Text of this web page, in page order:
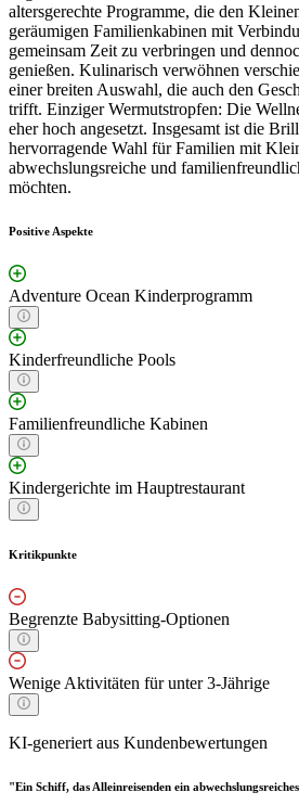
altersgerechte Programme, die den
geräumigen Familienkabinen mit
gemeinsam Zeit zu verbringen und
genießen. Kulinarisch verwöhnen
einer breiten Auswahl, die auch den
trifft. Einziger Wermutstropfen: Die
eher hoch angesetzt. Insgesamt ist die
hervorragende Wahl für Familien mit
abwechslungsreiche und
möchten.
Positive Aspekte
Adventure Ocean Kinderprogramm
Kinderfreundliche Pools
Familienfreundliche Kabinen
Kindergerichte im Hauptrestaurant
Kritikpunkte
Begrenzte Babysitting-Optionen
Wenige Aktivitäten für unter 3-Jährige
KI-generiert aus Kundenbewertungen
"Ein Schiff, das Alleinreisenden ein